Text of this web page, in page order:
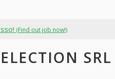
(Find out job now!)